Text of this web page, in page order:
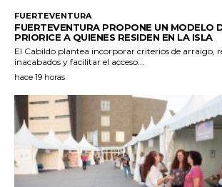
FUERTEVENTURA
FUERTEVENTURA PROPONE UN MODELO
PRIORICE A QUIENES RESIDEN EN LA ISLA
El Cabildo plantea incorporar criterios de arraigo,
inacabados y facilitar el acceso...
hace 19 horas